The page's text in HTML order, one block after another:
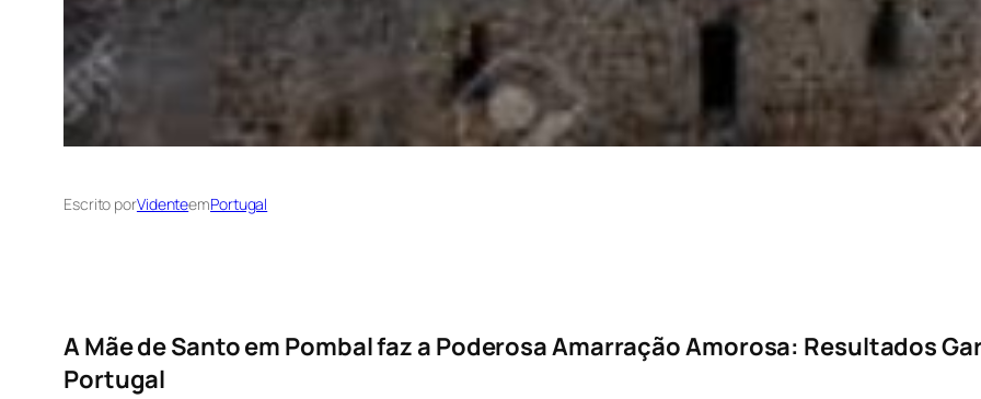
Escrito porVidenteemPortugal
A Mãe de Santo em Pombal faz a Poderosa Amarração Amorosa: Resultados
Portugal